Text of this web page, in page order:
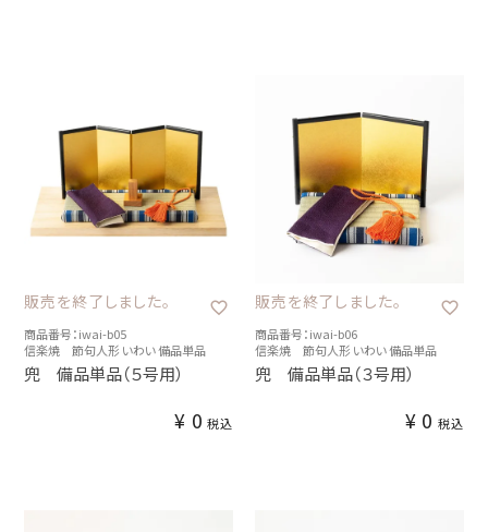
販売を終了しました。
商品番号：iwai-b05
信楽焼 節句人形 いわい 備品単品
兜 備品単品（５号用）
¥ 0 税込
販売を終了しました。
商品番号：iwai-b06
信楽焼 節句人形 いわい 備品単品
兜 備品単品（３号用）
¥ 0 税込